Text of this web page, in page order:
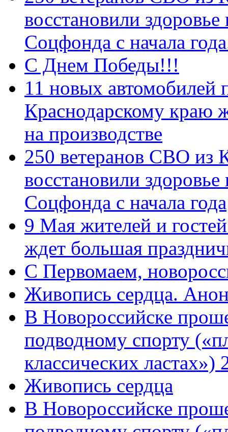
восстановили
Соцфонда с начала
С Днем Победы!!!
11 новых автомобилей
Краснодарскому краю
на производстве
250 ветеранов СВО из
восстановили
Соцфонда с начала года
9 Мая жителей и
ждет большая
C Первомаем,
Живопись сердца.
В Новороссийске
подводному спорту
классических
Живопись сердца
В Новороссийске